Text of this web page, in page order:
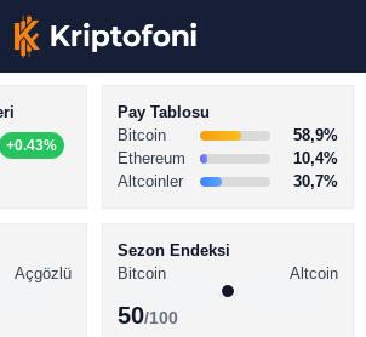
+0.43%
Pay Tablosu
Bitcoin
58,9%
Ethereum
10,4%
Altcoinler
30,7%
Açgözlü
Sezon Endeksi
Bitcoin
Altcoin
50/100